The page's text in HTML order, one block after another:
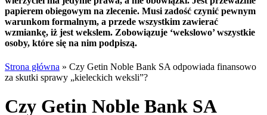
papierem obiegowym na zlecenie. Musi zadość czynić pewnym
warunkom formalnym, a przede wszystkim zawierać
wzmiankę, iż jest wekslem. Zobowiązuje ‘wekslowo’ wszystkie
osoby, które się na nim podpiszą.
Strona główna » Czy Getin Noble Bank SA odpowiada finansowo
za skutki sprawy „kieleckich weksli”?
Czy Getin Noble Bank SA